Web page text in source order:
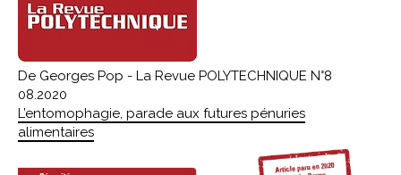
De Georges Pop - La Revue POLYTECHNIQUE N°8
08.2020
L’entomophagie, parade aux futures pénuries
alimentaires